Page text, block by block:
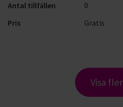
Antal tillfällen
0
Pris
Gratis
Visa fler